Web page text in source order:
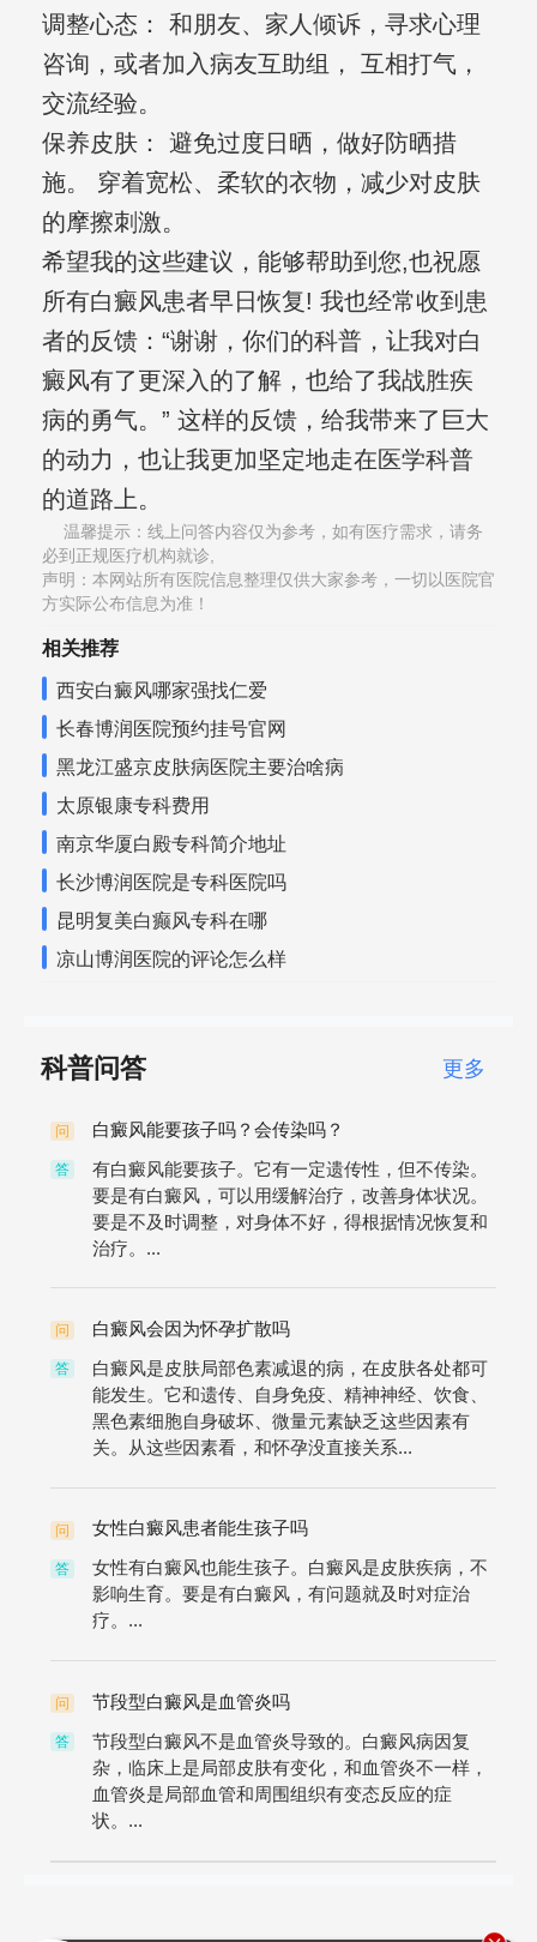
调整心态： 和朋友、家人倾诉，寻求心理
咨询，或者加入病友互助组， 互相打气，
交流经验。
保养皮肤： 避免过度日晒，做好防晒措
施。 穿着宽松、柔软的衣物，减少对皮肤
的摩擦刺激。
希望我的这些建议，能够帮助到您,也祝愿
所有白癜风患者早日恢复! 我也经常收到患
者的反馈：“谢谢，你们的科普，让我对白
癜风有了更深入的了解，也给了我战胜疾
病的勇气。” 这样的反馈，给我带来了巨大
的动力，也让我更加坚定地走在医学科普
的道路上。
温馨提示：线上问答内容仅为参考，如有医疗需求，请务
必到正规医疗机构就诊,
声明：本网站所有医院信息整理仅供大家参考，一切以医院官
方实际公布信息为准！
相关推荐
西安白癜风哪家强找仁爱
长春博润医院预约挂号官网
黑龙江盛京皮肤病医院主要治啥病
太原银康专科费用
南京华厦白殿专科简介地址
长沙博润医院是专科医院吗
昆明复美白癫风专科在哪
凉山博润医院的评论怎么样
科普问答 更多
问 白癜风能要孩子吗？会传染吗？
答
有白癜风能要孩子。它有一定遗传性，但不传染。
要是有白癜风，可以用缓解治疗，改善身体状况。
要是不及时调整，对身体不好，得根据情况恢复和
治疗。...
问 白癜风会因为怀孕扩散吗
答
白癜风是皮肤局部色素减退的病，在皮肤各处都可
能发生。它和遗传、自身免疫、精神神经、饮食、
黑色素细胞自身破坏、微量元素缺乏这些因素有
关。从这些因素看，和怀孕没直接关系...
问 女性白癜风患者能生孩子吗
答
女性有白癜风也能生孩子。白癜风是皮肤疾病，不
影响生育。要是有白癜风，有问题就及时对症治
疗。...
问 节段型白癜风是血管炎吗
答
节段型白癜风不是血管炎导致的。白癜风病因复
杂，临床上是局部皮肤有变化，和血管炎不一样，
血管炎是局部血管和周围组织有变态反应的症
状。...